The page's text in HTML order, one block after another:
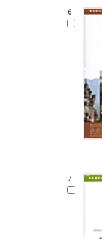
6.
7.